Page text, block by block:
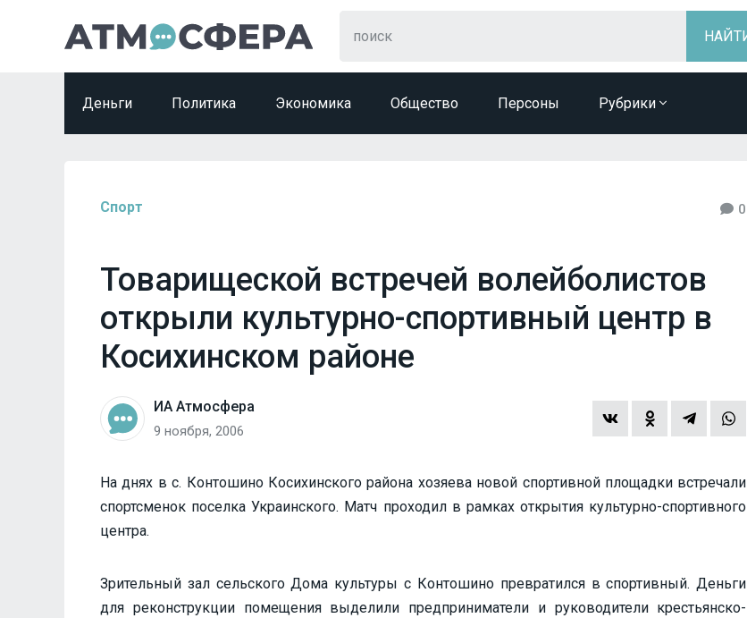
Деньги Политика Экономика Общество Персоны Рубрики
Спорт 0
Toварищеской встречей волейболистов
открыли культурно-спортивный центр в
Косихинском районе
ИА Атмосфера
9 ноября, 2006
На днях в с. Контошино Косихинского района хозяева новой спортивной площадки встречали
спортсменок поселка Украинского. Матч проходил в рамках открытия культурно-спортивного
центра.
Зрительный зал сельского Дома культуры с Контошино превратился в спортивный. Деньги
для реконструкции помещения выделили предприниматели и руководители крестьянско-